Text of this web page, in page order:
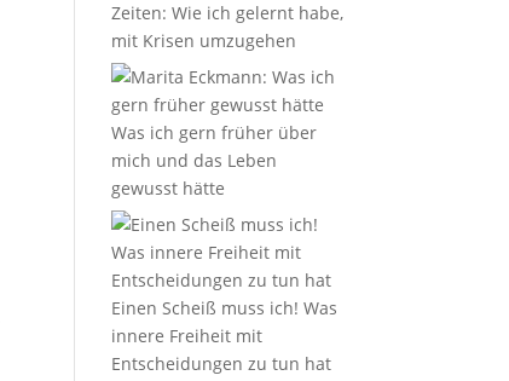
Zeiten: Wie ich gelernt habe,
mit Krisen umzugehen
Was ich gern früher über
mich und das Leben
gewusst hätte
Einen Scheiß muss ich! Was
innere Freiheit mit
Entscheidungen zu tun hat